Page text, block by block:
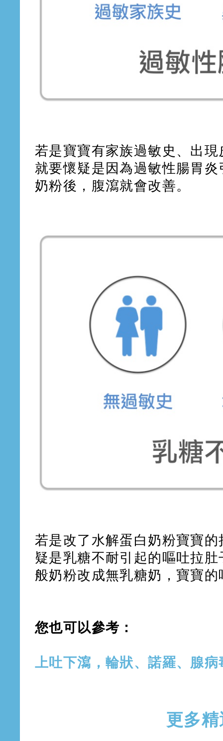
若是寶寶有家族過敏史、出
就要懷疑是因為過敏性腸胃
奶粉後，腹瀉就會改善。
若是改了水解蛋白奶粉寶寶
疑是乳糖不耐引起的嘔吐拉
般奶粉改成無乳糖奶，寶寶
您也可以參考：
上吐下瀉，輪狀、諾羅、腺病
更多